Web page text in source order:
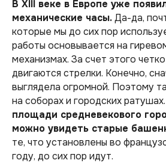
В XIII веке в Европе уже
механические часы.Да-да,
которые мы до сих пор
работы основывается на
механизмах. За счет этого
двигаются стрелки. Конечно,
выглядела огромной. Поэтому
на соборах и городских ратушах.
площади средневекового
можно увидеть старые
те, что установлены во
году, до сих пор идут.